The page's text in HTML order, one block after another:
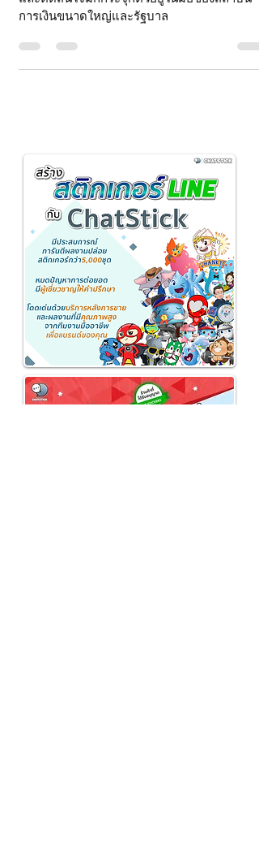
ในโลกการเงินแบบดั้งเดิม อำนาจในการควบคุม
การเงินขนาดใหญ่และรัฐบาล